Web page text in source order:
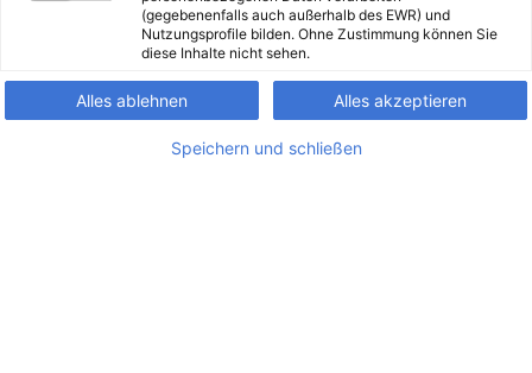
(gegebenenfalls auch außerhalb des EWR) und
Nutzungsprofile bilden. Ohne Zustimmung können Sie
diese Inhalte nicht sehen.
Alles ablehnen Alles akzeptieren
Speichern und schließen